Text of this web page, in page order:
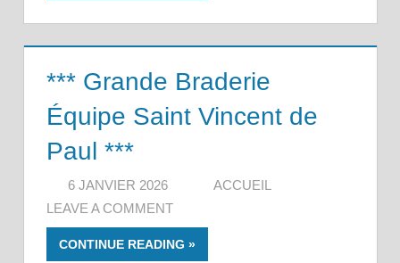
*** Grande Braderie
Équipe Saint Vincent de
Paul ***
6 JANVIER 2026
ACCUEIL
LEAVE A COMMENT
CONTINUE READING